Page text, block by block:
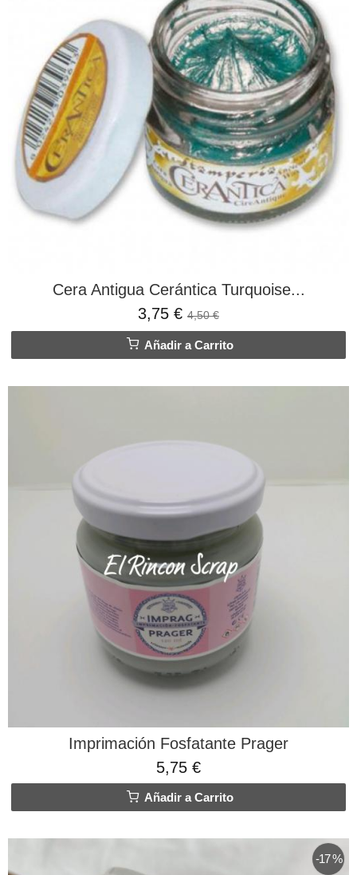
Cera Antigua Cerántica Turquoise...
3,75 € 4,50 €
Añadir a Carrito
Imprimación Fosfatante Prager
5,75 €
Añadir a Carrito
-17 %